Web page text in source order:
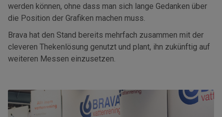
werden können, ohne dass man sich lange Gedanken über
die Position der Grafiken machen muss.
Brava hat den Stand bereits mehrfach zusammen mit der
cleveren Thekenlösung genutzt und plant, ihn zukünftig auf
weiteren Messen einzusetzen.